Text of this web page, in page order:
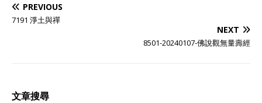
PREVIOUS
7191 淨土與禪
NEXT
8501-20240107-佛說觀無量壽經
文章搜尋